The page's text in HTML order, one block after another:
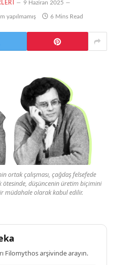
9 Haziran 2025
yapılmamış 6 Mins Read
ortak çalışması, çağdaş felsefede
ötesinde, düşüncenin üretim biçimini
müdahale olarak kabul edilir.
Filomythos arşivinde arayın.